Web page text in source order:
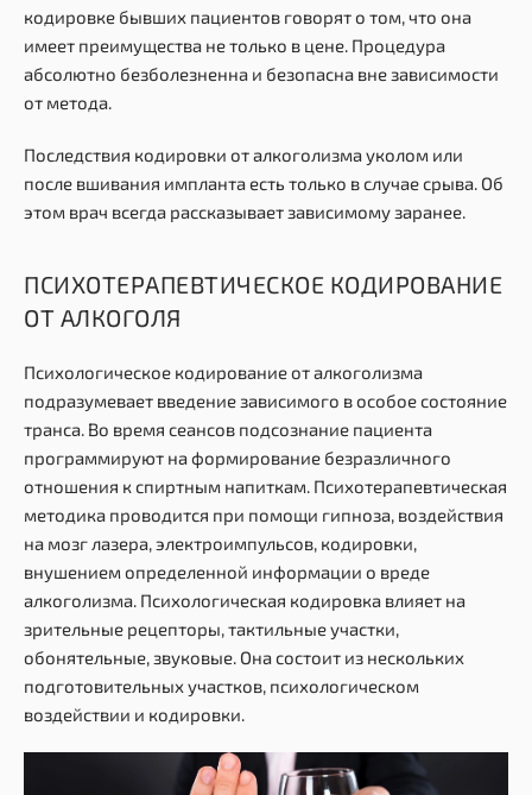
кодировке бывших пациентов говорят о том, что она
имеет преимущества не только в цене. Процедура
абсолютно безболезненна и безопасна вне зависимости
от метода.
Последствия кодировки от алкоголизма уколом или
после вшивания импланта есть только в случае срыва. Об
этом врач всегда рассказывает зависимому заранее.
ПСИХОТЕРАПЕВТИЧЕСКОЕ КОДИРОВАНИЕ
ОТ АЛКОГОЛЯ
Психологическое кодирование от алкоголизма
подразумевает введение зависимого в особое состояние
транса. Во время сеансов подсознание пациента
программируют на формирование безразличного
отношения к спиртным напиткам. Психотерапевтическая
методика проводится при помощи гипноза, воздействия
на мозг лазера, электроимпульсов, кодировки,
внушением определенной информации о вреде
алкоголизма. Психологическая кодировка влияет на
зрительные рецепторы, тактильные участки,
обонятельные, звуковые. Она состоит из нескольких
подготовительных участков, психологическом
воздействии и кодировки.